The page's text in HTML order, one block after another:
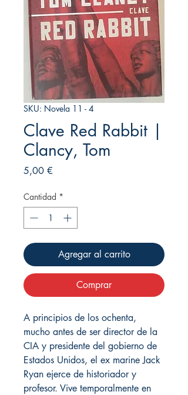
SKU: Novela 11 - 4
Clave Red Rabbit |
Clancy, Tom
5,00 €
Cantidad *
Agregar al carrito
Comprar
A principios de los ochenta,
mucho antes de ser director de la
CIA y presidente del gobierno de
Estados Unidos, el ex marine Jack
Ryan ejerce de historiador y
profesor. Vive temporalmente en